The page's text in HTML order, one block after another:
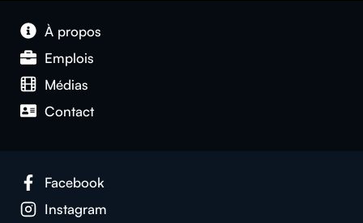
À propos
Emplois
Médias
Contact
Facebook
Instagram